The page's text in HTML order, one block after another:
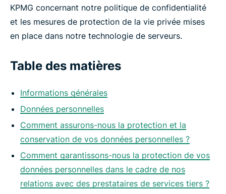
KPMG concernant notre politique de confidentialité
et les mesures de protection de la vie privée mises
en place dans notre technologie de serveurs.
Table des matières
Informations générales
Données personnelles
Comment assurons-nous la protection et la
conservation de vos données personnelles ?
Comment garantissons-nous la protection de vos
données personnelles dans le cadre de nos
relations avec des prestataires de services tiers ?